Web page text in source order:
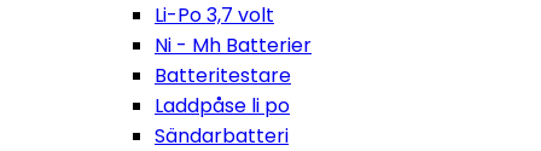
Li-Po 3,7 volt
Ni - Mh Batterier
Batteritestare
Laddpåse li po
Sändarbatteri